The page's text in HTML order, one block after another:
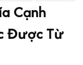
Cạnh
Được Từ